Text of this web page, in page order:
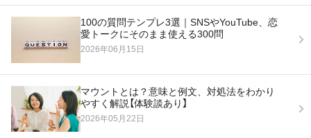
100の質問テンプレ3選｜SNSやYouTube、恋
愛トークにそのまま使える300問
2026年06月15日
マウントとは？意味と例文、対処法をわかり
やすく解説【体験談あり】
2026年05月22日